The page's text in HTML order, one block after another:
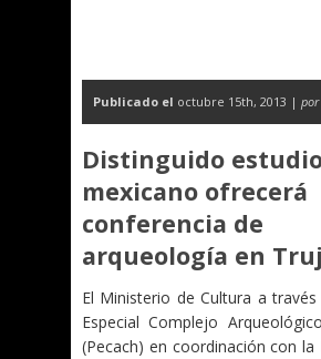
Publicado el octubre 15th, 2013 | por
Distinguido
mexicano ofrecerá
conferencia de
arqueología en
El Ministerio de Cultura a
Especial Complejo
(Pecach) en coordinación con la